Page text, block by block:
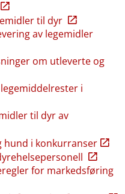
til dyr
av legemidler
om utleverte og
i
til dyr av
hund i konkurranser
for markedsføring